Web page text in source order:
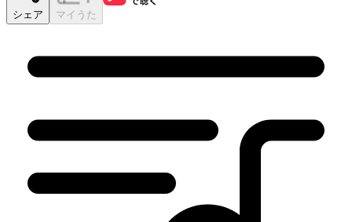
シェア マイうた